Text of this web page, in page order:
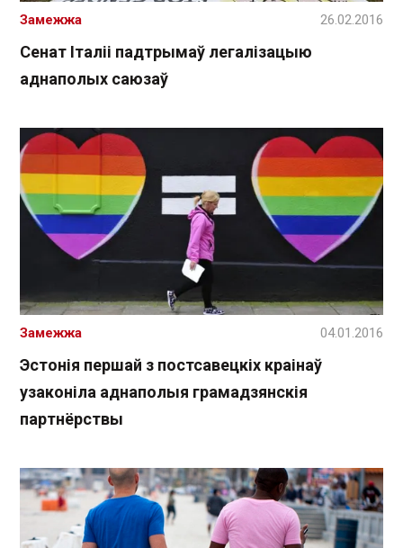
Сенат Італіі падтрымаў легалізацыю
аднаполых саюзаў
Замежжа 26.02.2016
Эстонія першай з постсавецкіх краінаў
узаконіла аднаполыя грамадзянскія
партнёрствы
Замежжа 04.01.2016